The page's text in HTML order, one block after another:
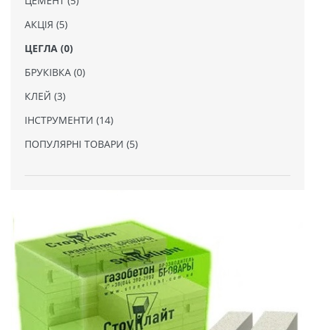
АКЦІЯ (5)
ЦЕГЛА (0)
БРУКІВКА (0)
КЛЕЙ (3)
ІНСТРУМЕНТИ (14)
ПОПУЛЯРНІ ТОВАРИ (5)